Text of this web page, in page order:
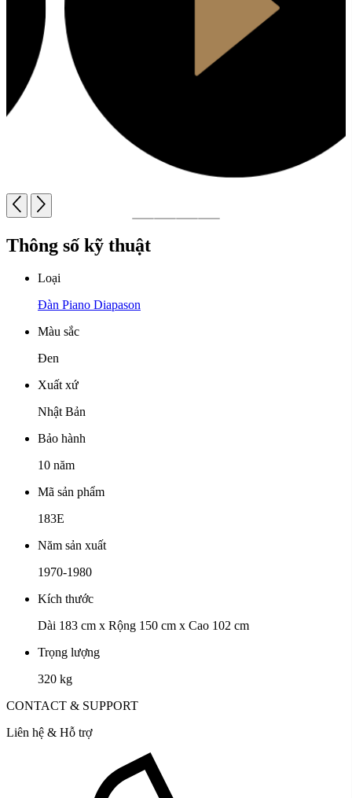
Thông số kỹ thuật
Loại
Đàn Piano Diapason
Màu sắc
Đen
Xuất xứ
Nhật Bản
Bảo hành
10 năm
Mã sản phẩm
183E
Năm sản xuất
1970-1980
Kích thước
Dài 183 cm x Rộng 150 cm x Cao 102 cm
Trọng lượng
320 kg
CONTACT & SUPPORT
Liên hệ & Hỗ trợ